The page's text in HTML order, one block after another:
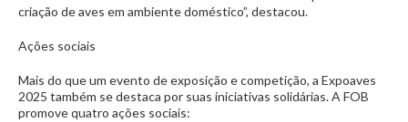
criação de aves em ambiente doméstico”, destacou.
Ações sociais
Mais do que um evento de exposição e competição, a Expoaves
2025 também se destaca por suas iniciativas solidárias. A FOB
promove quatro ações sociais: